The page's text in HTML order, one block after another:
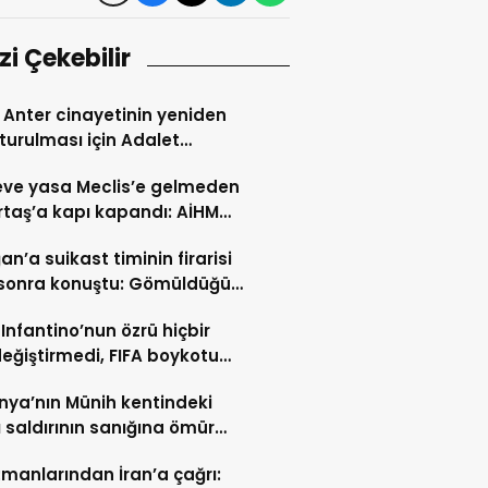
Çekebilir
Anter cinayetinin yeniden
için Adalet
yasa Meclis’e gelmeden
kapı kapandı: AİHM
veto tartışması
suikast timinin firarisi
sonra konuştu: Gömüldüğü
kazı başladı
Infantino’nun özrü hiçbir
FIFA boykotu
Münih kentindeki
saldırının sanığına ömür
İran’a çağrı: